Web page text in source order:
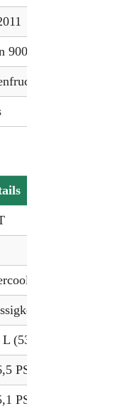
900
Turbo
(531,5 in³)
PS (236,0 kW)
PS (235,0 kW)